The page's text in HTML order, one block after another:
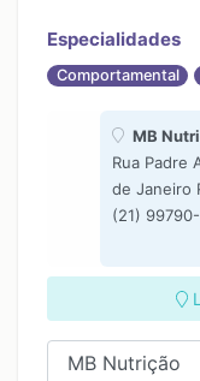
Especialidades
Comportamental
MB
Rua Padre
de Janeiro
(21)